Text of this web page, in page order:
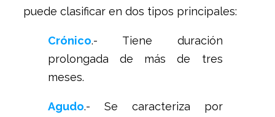
puede clasificar en dos tipos principales:
Crónico.- Tiene duración
prolongada de más de tres
meses.
Agudo.- Se caracteriza por